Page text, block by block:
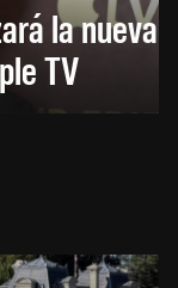
la nueva
TV